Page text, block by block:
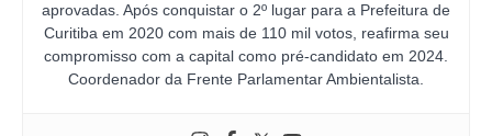
aprovadas. Após conquistar o 2º lugar para a Prefeitura de
Curitiba em 2020 com mais de 110 mil votos, reafirma seu
compromisso com a capital como pré-candidato em 2024.
Coordenador da Frente Parlamentar Ambientalista.